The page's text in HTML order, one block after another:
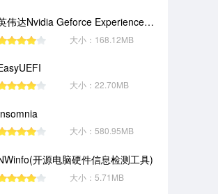
英伟达Nvidia Geforce Experience客户端
大小：168.12MB
大小：22.70MB
大小：580.95MB
开源电脑硬件信息检测工具)
大小：5.71MB